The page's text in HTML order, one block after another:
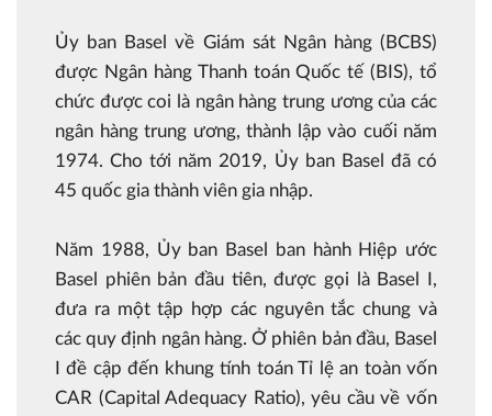
Ủy ban Basel về Giám sát Ngân hàng (BCBS)
được Ngân hàng Thanh toán Quốc tế (BIS), tổ
chức được coi là ngân hàng trung ương của các
ngân hàng trung ương, thành lập vào cuối năm
1974. Cho tới năm 2019, Ủy ban Basel đã có
45 quốc gia thành viên gia nhập.
Năm 1988, Ủy ban Basel ban hành Hiệp ước
Basel phiên bản đầu tiên, được gọi là Basel I,
đưa ra một tập hợp các nguyên tắc chung và
các quy định ngân hàng. Ở phiên bản đầu, Basel
I đề cập đến khung tính toán Tỉ lệ an toàn vốn
CAR (Capital Adequacy Ratio), yêu cầu về vốn